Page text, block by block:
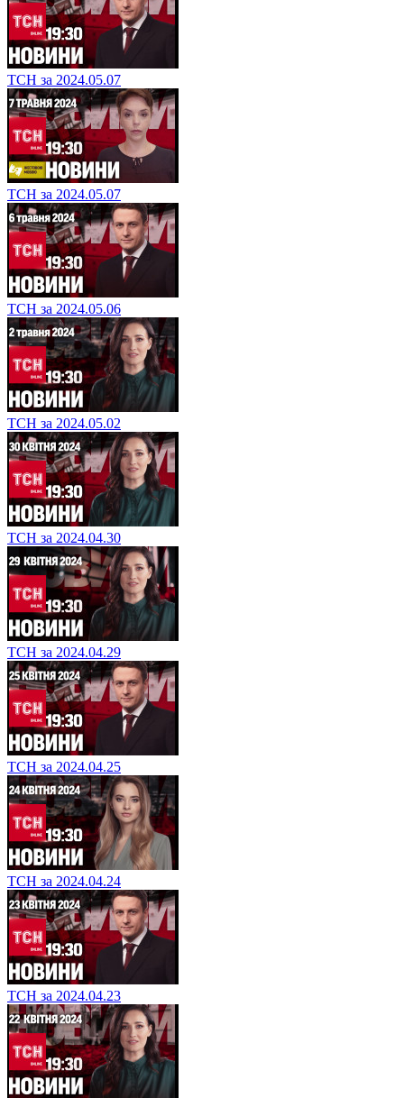
ТСН за 2024.05.07
ТСН за 2024.05.07
ТСН за 2024.05.06
ТСН за 2024.05.02
ТСН за 2024.04.30
ТСН за 2024.04.29
ТСН за 2024.04.25
ТСН за 2024.04.24
ТСН за 2024.04.23